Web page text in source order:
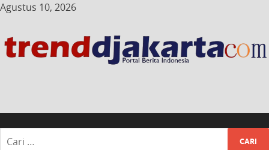
Agustus 10, 2026